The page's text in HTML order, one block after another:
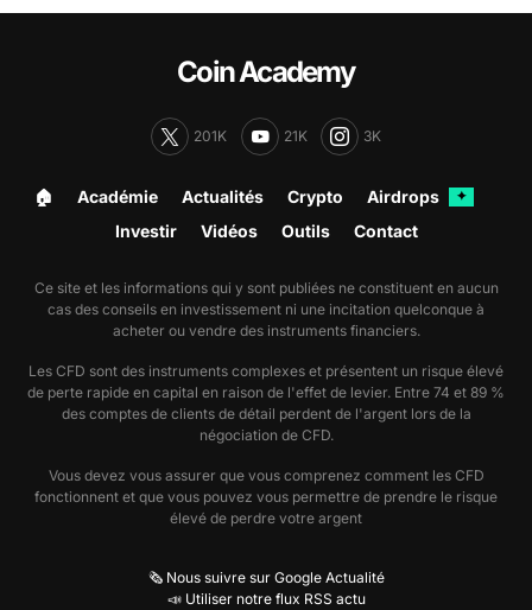
Coin Academy
201K 21K 3K
🏠︎ Académie Actualités Crypto Airdrops ✦
Investir Vidéos Outils Contact
Ce site et les informations qui y sont publiées ne constituent en aucun
cas des conseils en investissement ni une incitation quelconque à
acheter ou vendre des instruments financiers.
Les CFD sont des instruments complexes et présentent un risque élevé
de perte rapide en capital en raison de l'effet de levier. Entre 74 et 89 %
des comptes de clients de détail perdent de l'argent lors de la
négociation de CFD.
Vous devez vous assurer que vous comprenez comment les CFD
fonctionnent et que vous pouvez vous permettre de prendre le risque
élevé de perdre votre argent
🗞️ Nous suivre sur Google Actualité
📣 Utiliser notre flux RSS actu